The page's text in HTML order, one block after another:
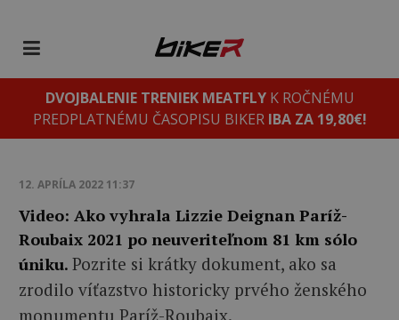
DVOJBALENIE TRENIEK MEATFLYK ROČNÉMU
PREDPLATNÉMU ČASOPISU BIKER IBA ZA 19,80€!
12. APRÍLA 2022 11:37
Video: Ako vyhrala Lizzie Deignan Paríž-
Roubaix 2021 po neuveriteľnom 81 km sólo
úniku. Pozrite si krátky dokument, ako sa
zrodilo víťazstvo historicky prvého ženského
monumentu Paríž-Roubaix.